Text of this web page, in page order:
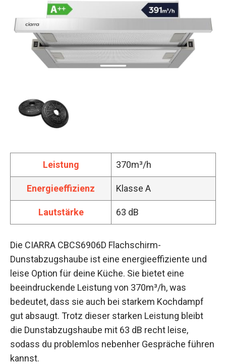
Leistung 370m³/h
Energieeffizienz Klasse A
Lautstärke 63 dB
Die CIARRA CBCS6906D Flachschirm-
Dunstabzugshaube ist eine energieeffiziente und
leise Option für deine Küche. Sie bietet eine
beeindruckende Leistung von 370m³/h, was
bedeutet, dass sie auch bei starkem Kochdampf
gut absaugt. Trotz dieser starken Leistung bleibt
die Dunstabzugshaube mit 63 dB recht leise,
sodass du problemlos nebenher Gespräche führen
kannst.